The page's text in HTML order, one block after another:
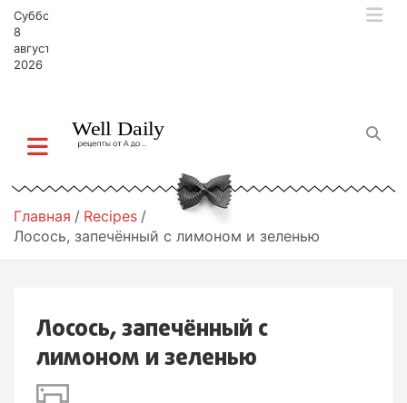
Суббота,
8
августа,
2026
Главная
Recipes
Лосось, запечённый с лимоном и зеленью
Лосось, запечённый с
лимоном и зеленью